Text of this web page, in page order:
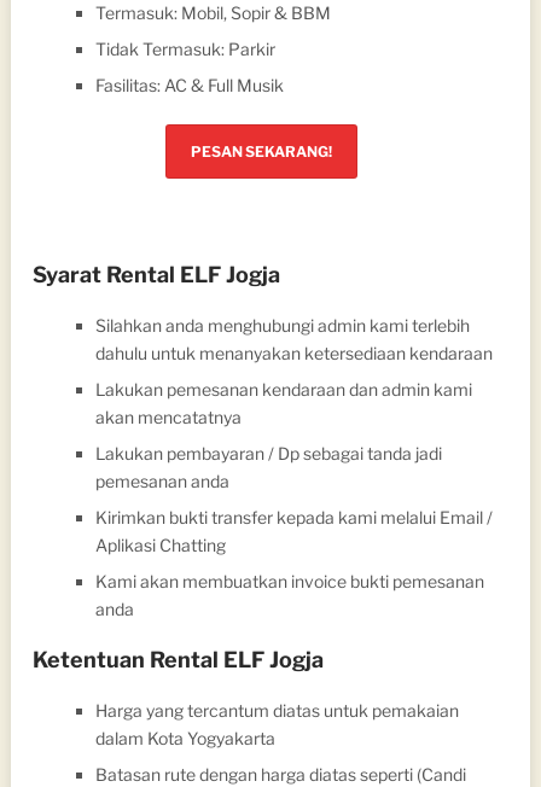
Termasuk: Mobil, Sopir & BBM
Tidak Termasuk: Parkir
Fasilitas: AC & Full Musik
PESAN SEKARANG!
Syarat Rental ELF Jogja
Silahkan anda menghubungi admin kami terlebih
dahulu untuk menanyakan ketersediaan kendaraan
Lakukan pemesanan kendaraan dan admin kami
akan mencatatnya
Lakukan pembayaran / Dp sebagai tanda jadi
pemesanan anda
Kirimkan bukti transfer kepada kami melalui Email /
Aplikasi Chatting
Kami akan membuatkan invoice bukti pemesanan
anda
Ketentuan Rental ELF Jogja
Harga yang tercantum diatas untuk pemakaian
dalam Kota Yogyakarta
Batasan rute dengan harga diatas seperti (Candi